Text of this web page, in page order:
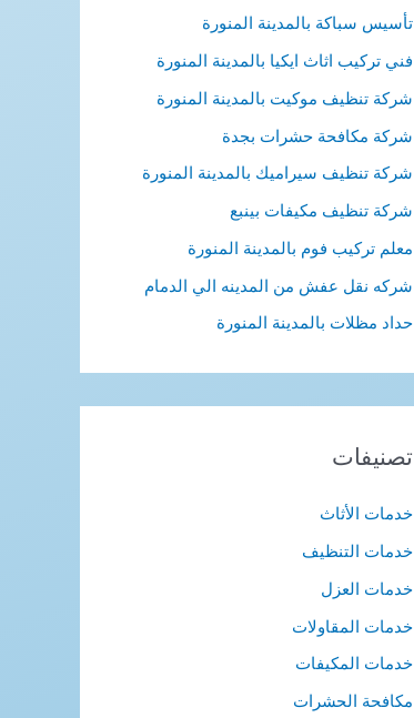
تأسيس سباكة بالمدينة المنورة
فني تركيب اثاث ايكيا بالمدينة المنورة
شركة تنظيف موكيت بالمدينة المنورة
شركة مكافحة حشرات بجدة
شركة تنظيف سيراميك بالمدينة المنورة
شركة تنظيف مكيفات بينبع
معلم تركيب فوم بالمدينة المنورة
شركه نقل عفش من المدينه الي الدمام
حداد مظلات بالمدينة المنورة
تصنيفات
خدمات الأثاث
خدمات التنظيف
خدمات العزل
خدمات المقاولات
خدمات المكيفات
مكافحة الحشرات